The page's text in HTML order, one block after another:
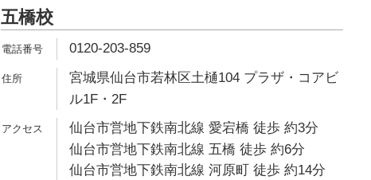
五橋校
0120-203-859
宮城県仙台市若林区土樋104 プラザ・コアビ
ル1F・2F
仙台市営地下鉄南北線 愛宕橋 徒歩 約3分
仙台市営地下鉄南北線 五橋 徒歩 約6分
仙台市営地下鉄南北線 河原町 徒歩 約14分